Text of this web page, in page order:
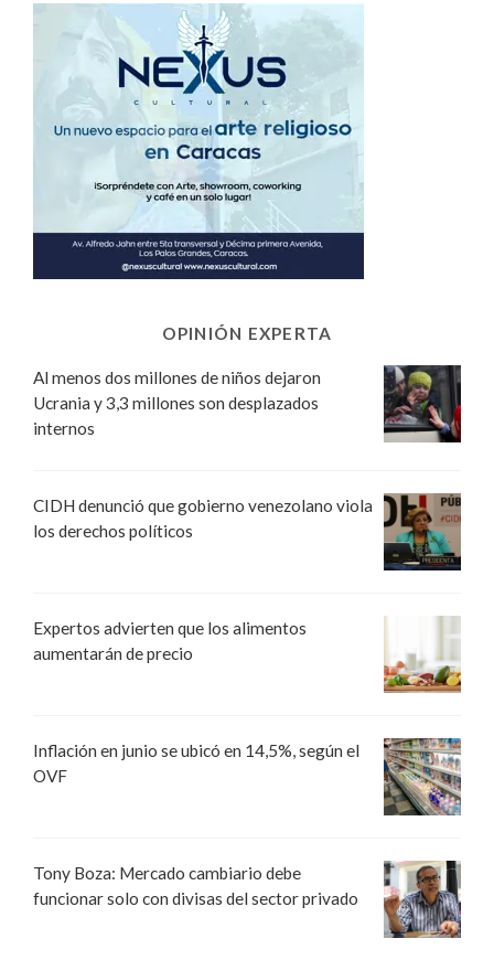
OPINIÓN EXPERTA
Al menos dos millones de niños dejaron
Ucrania y 3,3 millones son desplazados
internos
CIDH denunció que gobierno venezolano viola
los derechos políticos
Expertos advierten que los alimentos
aumentarán de precio
Inflación en junio se ubicó en 14,5%, según el
OVF
Tony Boza: Mercado cambiario debe
funcionar solo con divisas del sector privado